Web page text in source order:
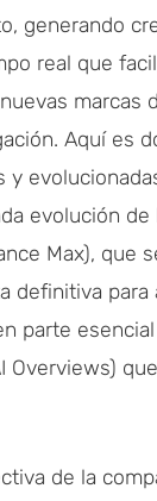
generando
real que
marcas
Aquí es
y
evolución de
Max), que
definitiva para
parte
Overviews)
de la